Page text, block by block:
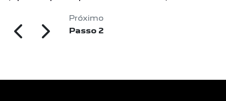
Próximo
Passo 2